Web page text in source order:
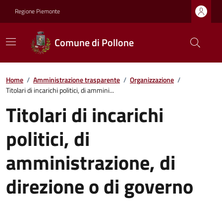
Regione Piemonte
Comune di Pollone
Home / Amministrazione trasparente / Organizzazione /
Titolari di incarichi politici, di ammini...
Titolari di incarichi
politici, di
amministrazione, di
direzione o di governo